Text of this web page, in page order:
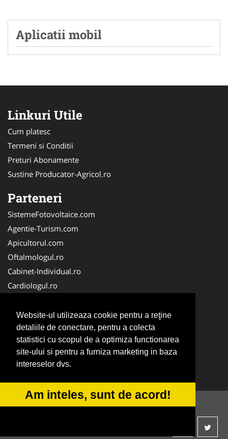
Website-ul utilizeaza cookie pentru a reţine
detaliile de conectare, pentru a colecta
statistici cu scopul de a optimiza functionarea
site-ului si pentru a furniza marketing in baza
intereselor dvs.
Am inteles, sunt de acord!
Aplicatii mobil
Linkuri Utile
Cum platesc
Termeni si Conditii
Preturi Abonamente
Sustine Producator-Agricol.ro
Parteneri
SistemeFotovoltaice.com
Agentie-Turism.com
Apicultorul.com
Oftalmologul.ro
Cabinet-Individual.ro
Cardiologul.ro
CramaVinuri.ro
Centru-Copiere.ro
CentruInchirieri.ro
Medic-Bun.com
© 2014-2026 -ANPC SOL